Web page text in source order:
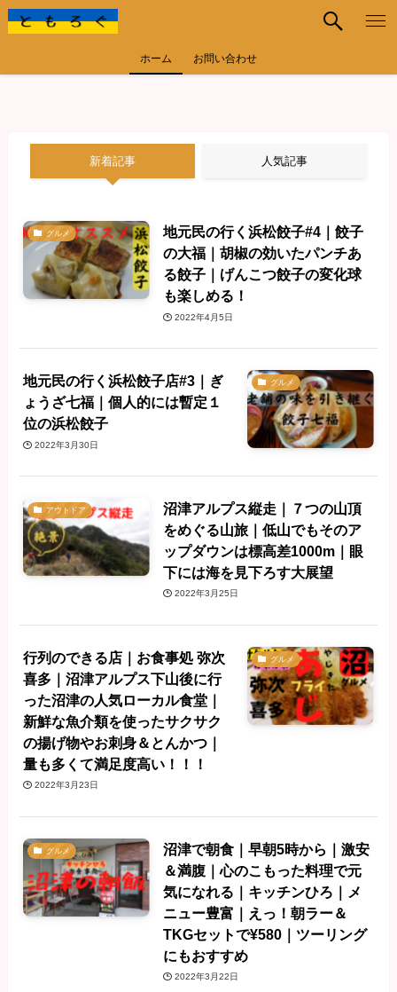
ホーム お問い合わせ
新着記事 人気記事
グルメ
地元民の行く浜松餃子#4｜餃子
の大福｜胡椒の効いたパンチあ
る餃子｜げんこつ餃子の変化球
も楽しめる！
2022年4月5日
グルメ
地元民の行く浜松餃子店#3｜ぎ
ょうざ七福｜個人的には暫定１
位の浜松餃子
2022年3月30日
アウトドア
沼津アルプス縦走｜７つの山頂
をめぐる山旅｜低山でもそのア
ップダウンは標高差1000m｜眼
下には海を見下ろす大展望
2022年3月25日
グルメ
行列のできる店｜お食事処 弥次
喜多｜沼津アルプス下山後に行
った沼津の人気ローカル食堂｜
新鮮な魚介類を使ったサクサク
の揚げ物やお刺身＆とんかつ｜
量も多くて満足度高い！！！
2022年3月23日
グルメ
沼津で朝食｜早朝5時から｜激安
＆満腹｜心のこもった料理で元
気になれる｜キッチンひろ｜メ
ニュー豊富｜えっ！朝ラー＆
TKGセットで¥580｜ツーリング
にもおすすめ
2022年3月22日